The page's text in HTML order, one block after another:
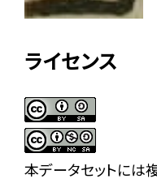
ライセンス
本データセットには